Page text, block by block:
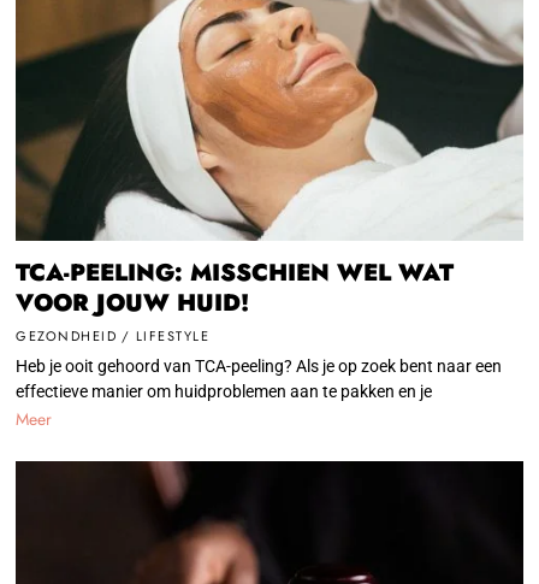
TCA-PEELING: MISSCHIEN WEL WAT
VOOR JOUW HUID!
GEZONDHEID / LIFESTYLE
Heb je ooit gehoord van TCA-peeling? Als je op zoek bent naar een
effectieve manier om huidproblemen aan te pakken en je
Meer